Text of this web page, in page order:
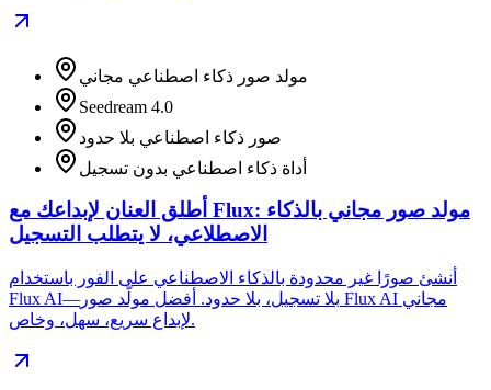
مولد صور ذكاء اصطناعي مجاني
Seedream 4.0
صور ذكاء اصطناعي بلا حدود
أداة ذكاء اصطناعي بدون تسجيل
أطلق العنان لإبداعك مع Flux: مولد صور مجاني بالذكاء
الاصطلاعي، لا يتطلب التسجيل
أنشئ صورًا غير محدودة بالذكاء الاصطناعي على الفور باستخدام
Flux AI—بلا تسجيل، بلا حدود. أفضل مولّد صور Flux AI مجاني
لإبداع سريع، سهل، وخاص.